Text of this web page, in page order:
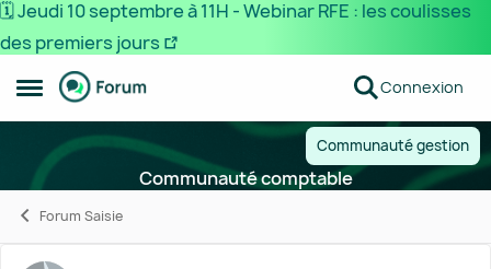
🗓️ Jeudi 10 septembre à 11H - Webinar RFE : les coulisses
des premiers jours
Ouvrir Menu Latéral
Passer au contenu Connexion
Communauté gestion
Communauté comptable
Forum Saisie